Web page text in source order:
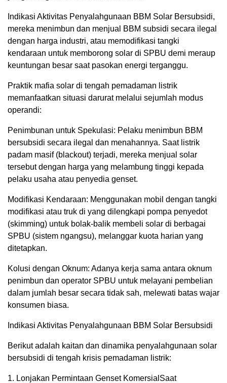
Indikasi Aktivitas Penyalahgunaan BBM Solar Bersubsidi,
mereka menimbun dan menjual BBM subsidi secara ilegal
dengan harga industri, atau memodifikasi tangki
kendaraan untuk memborong solar di SPBU demi meraup
keuntungan besar saat pasokan energi terganggu.
Praktik mafia solar di tengah pemadaman listrik
memanfaatkan situasi darurat melalui sejumlah modus
operandi:
Penimbunan untuk Spekulasi: Pelaku menimbun BBM
bersubsidi secara ilegal dan menahannya. Saat listrik
padam masif (blackout) terjadi, mereka menjual solar
tersebut dengan harga yang melambung tinggi kepada
pelaku usaha atau penyedia genset.
Modifikasi Kendaraan: Menggunakan mobil dengan tangki
modifikasi atau truk di yang dilengkapi pompa penyedot
(skimming) untuk bolak-balik membeli solar di berbagai
SPBU (sistem ngangsu), melanggar kuota harian yang
ditetapkan.
Kolusi dengan Oknum: Adanya kerja sama antara oknum
penimbun dan operator SPBU untuk melayani pembelian
dalam jumlah besar secara tidak sah, melewati batas wajar
konsumen biasa.
Indikasi Aktivitas Penyalahgunaan BBM Solar Bersubsidi
Berikut adalah kaitan dan dinamika penyalahgunaan solar
bersubsidi di tengah krisis pemadaman listrik:
1. Lonjakan Permintaan Genset KomersialSaat